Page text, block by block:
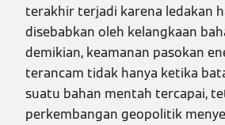
terakhir terjadi karena ledakan
disebabkan oleh kelangkaan
demikian, keamanan pasokan
terancam tidak hanya ketika
suatu bahan mentah tercapai,
perkembangan geopolitik